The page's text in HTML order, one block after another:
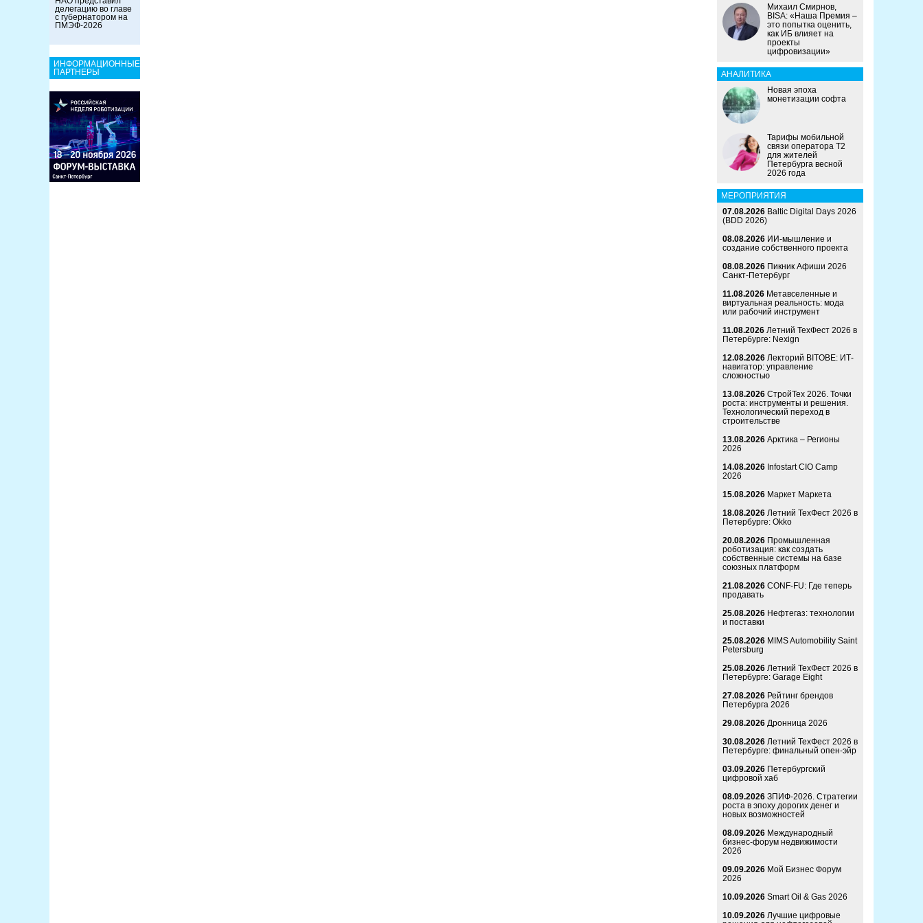
делегацию во главе
с губернатором на
ПМЭФ-2026
ИНФОРМАЦИОННЫЕ
ПАРТНЕРЫ
Михаил Смирнов,
BISA: «Наша Премия –
это попытка оценить,
как ИБ влияет на
проекты
цифровизации»
АНАЛИТИКА
Новая эпоха
монетизации софта
Тарифы мобильной
связи оператора Т2
для жителей
Петербурга весной
2026 года
МЕРОПРИЯТИЯ
07.08.2026 Baltic Digital Days 2026
(BDD 2026)
08.08.2026 ИИ-мышление и
создание собственного проекта
08.08.2026 Пикник Афиши 2026
Санкт-Петербург
11.08.2026 Метавселенные и
виртуальная реальность: мода
или рабочий инструмент
11.08.2026 Летний ТехФест 2026 в
Петербурге: Nexign
12.08.2026 Лекторий BITOBE: ИТ-
навигатор: управление
сложностью
13.08.2026 СтройТех 2026. Точки
роста: инструменты и решения.
Технологический переход в
строительстве
13.08.2026 Арктика – Регионы
2026
14.08.2026 Infostart CIO Camp
2026
15.08.2026 Маркет Маркета
18.08.2026 Летний ТехФест 2026 в
Петербурге: Okko
20.08.2026 Промышленная
роботизация: как создать
собственные системы на базе
союзных платформ
21.08.2026 CONF-FU: Где теперь
продавать
25.08.2026 Нефтегаз: технологии
и поставки
25.08.2026 MIMS Automobility Saint
Petersburg
25.08.2026 Летний ТехФест 2026 в
Петербурге: Garage Eight
27.08.2026 Рейтинг брендов
Петербурга 2026
29.08.2026 Дронница 2026
30.08.2026 Летний ТехФест 2026 в
Петербурге: финальный опен-эйр
03.09.2026 Петербургский
цифровой хаб
08.09.2026 ЗПИФ-2026. Стратегии
роста в эпоху дорогих денег и
новых возможностей
08.09.2026 Международный
бизнес-форум недвижимости
2026
09.09.2026 Мой Бизнес Форум
2026
10.09.2026 Smart Oil & Gas 2026
10.09.2026 Лучшие цифровые